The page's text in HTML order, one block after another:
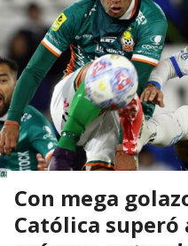
Con mega
Católica superó